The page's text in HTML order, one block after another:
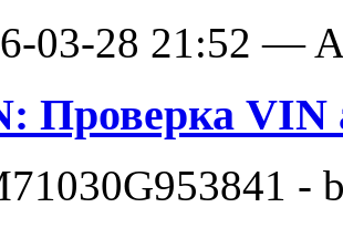
03-28 21:52 —
Проверка VIN
-